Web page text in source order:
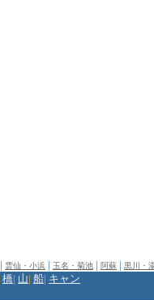
| 雲仙・小浜 | 玉名・菊池 | 阿蘇 | 黒川・
橋| 山| 船| キャン